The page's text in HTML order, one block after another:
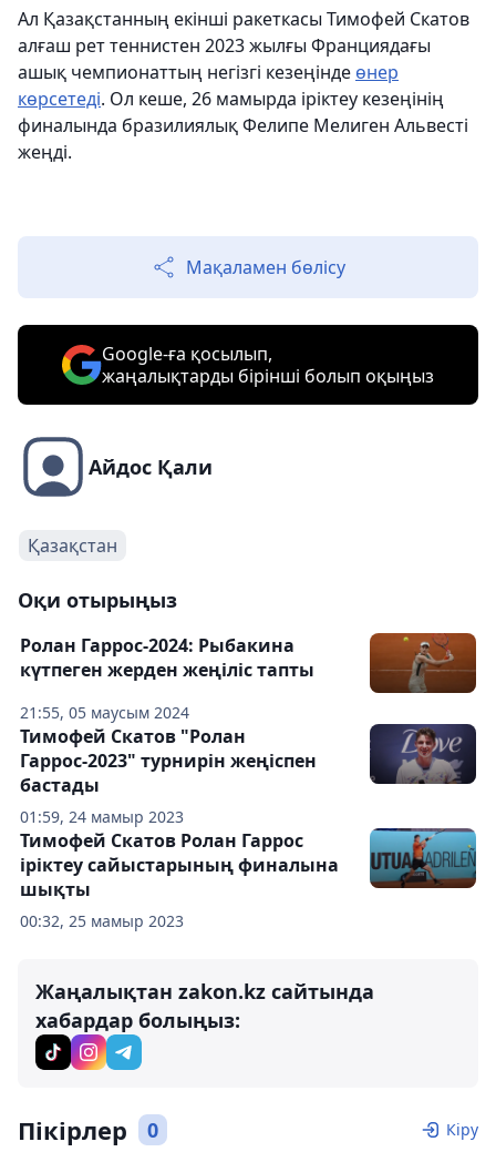
Ал Қазақстанның екінші ракеткасы Тимофей Скатов
алғаш рет теннистен 2023 жылғы Франциядағы
ашық чемпионаттың негізгі кезеңінде өнер
көрсетеді. Ол кеше, 26 мамырда іріктеу кезеңінің
финалында бразилиялық Фелипе Мелиген Альвесті
жеңді.
Мақаламен бөлісу
Google-ға қосылып,
жаңалықтарды бірінші болып оқыңыз
Айдос Қали
Қазақстан
Оқи отырыңыз
21:55, 05 маусым 2024
Ролан Гаррос-2024: Рыбакина
күтпеген жерден жеңіліс тапты
01:59, 24 мамыр 2023
Тимофей Скатов "Ролан
Гаррос-2023" турнирін жеңіспен
бастады
00:32, 25 мамыр 2023
Тимофей Скатов Ролан Гаррос
іріктеу сайыстарының финалына
шықты
Жаңалықтан zakon.kz сайтында
хабардар болыңыз:
Пікірлер 0 Кіру